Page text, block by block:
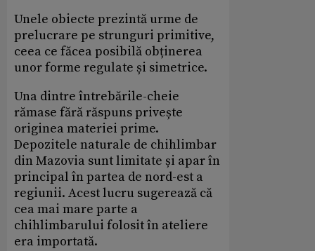
Unele obiecte prezintă urme de
prelucrare pe strunguri primitive,
ceea ce făcea posibilă obținerea
unor forme regulate și simetrice.
Una dintre întrebările-cheie
rămase fără răspuns privește
originea materiei prime.
Depozitele naturale de chihlimbar
din Mazovia sunt limitate și apar în
principal în partea de nord-est a
regiunii. Acest lucru sugerează că
cea mai mare parte a
chihlimbarului folosit în ateliere
era importată.